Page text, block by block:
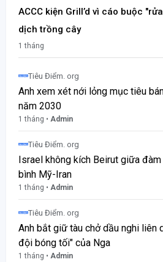
ACCC kiện Grill’d vì cáo buộc
dịch trồng cây
1 tháng
Tiêu Điểm. org
Anh xem xét nới lỏng mục tiêu
năm 2030
1 tháng • Admin
Tiêu Điểm. org
Israel không kích Beirut giữa đàm
bình Mỹ-Iran
1 tháng • Admin
Tiêu Điểm. org
Anh bắt giữ tàu chở dầu nghi liên
đội bóng tối" của Nga
1 tháng • Admin